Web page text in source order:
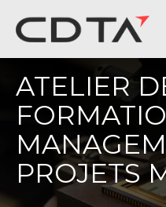
ATELIER
PROJETS